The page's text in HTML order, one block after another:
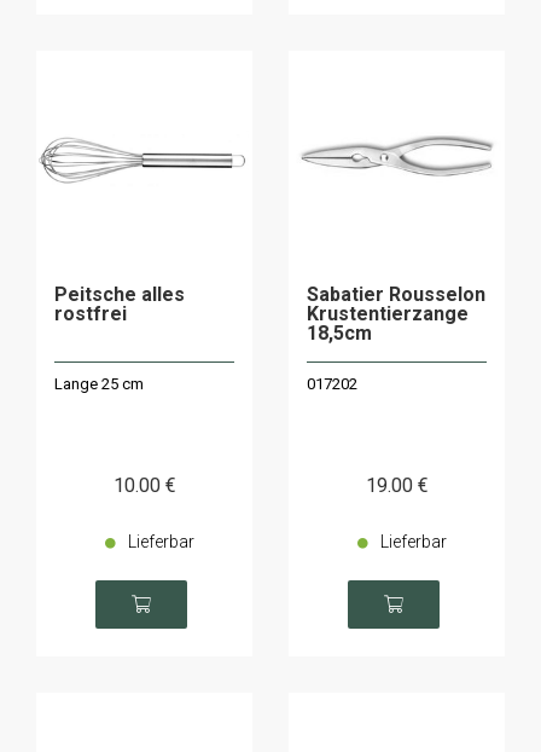
Peitsche alles
rostfrei
Lange 25 cm
10.00 €
Lieferbar
Sabatier Rousselon
Krustentierzange
18,5cm
017202
19.00 €
Lieferbar